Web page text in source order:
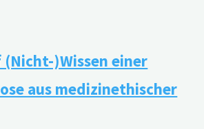
(Nicht-)Wissen einer
aus medizinethischer